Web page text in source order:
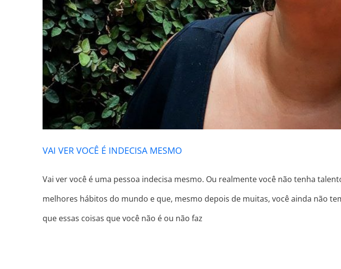
VAI VER VOCÊ É INDECISA MESMO
Vai ver você é uma pessoa indecisa mesmo. Ou realmente você não tenha
melhores hábitos do mundo e que, mesmo depois de muitas, você ainda não
que essas coisas que você não é ou não faz